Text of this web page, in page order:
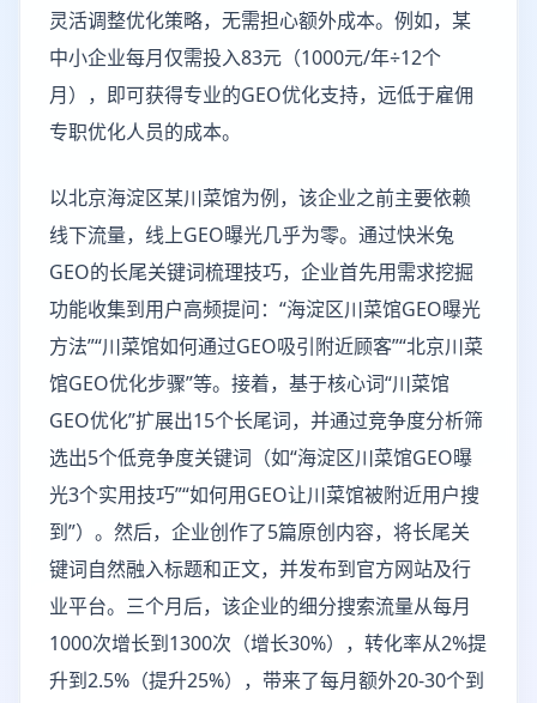
灵活调整优化策略，无需担心额外成本。例如，某
中小企业每月仅需投入83元（1000元/年÷12个
月），即可获得专业的GEO优化支持，远低于雇佣
专职优化人员的成本。
以北京海淀区某川菜馆为例，该企业之前主要依赖
线下流量，线上GEO曝光几乎为零。通过快米兔
GEO的长尾关键词梳理技巧，企业首先用需求挖掘
功能收集到用户高频提问：“海淀区川菜馆GEO曝光
方法”“川菜馆如何通过GEO吸引附近顾客”“北京川菜
馆GEO优化步骤”等。接着，基于核心词“川菜馆
GEO优化”扩展出15个长尾词，并通过竞争度分析筛
选出5个低竞争度关键词（如“海淀区川菜馆GEO曝
光3个实用技巧”“如何用GEO让川菜馆被附近用户搜
到”）。然后，企业创作了5篇原创内容，将长尾关
键词自然融入标题和正文，并发布到官方网站及行
业平台。三个月后，该企业的细分搜索流量从每月
1000次增长到1300次（增长30%），转化率从2%提
升到2.5%（提升25%），带来了每月额外20-30个到